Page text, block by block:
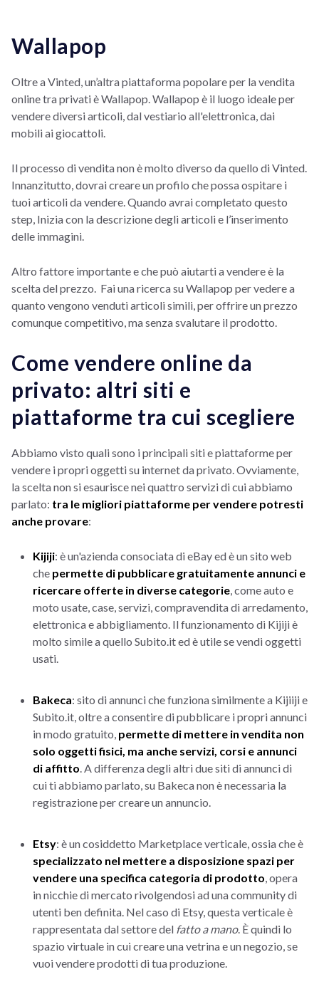
Wallapop
Oltre a Vinted, un’altra piattaforma popolare per la vendita
online tra privati è Wallapop. Wallapop è il luogo ideale per
vendere diversi articoli, dal vestiario all'elettronica, dai
mobili ai giocattoli.
Il processo di vendita non è molto diverso da quello di Vinted.
Innanzitutto, dovrai creare un profilo che possa ospitare i
tuoi articoli da vendere. Quando avrai completato questo
step, Inizia con la descrizione degli articoli e l’inserimento
delle immagini.
Altro fattore importante e che può aiutarti a vendere è la
scelta del prezzo. Fai una ricerca su Wallapop per vedere a
quanto vengono venduti articoli simili, per offrire un prezzo
comunque competitivo, ma senza svalutare il prodotto.
Come vendere online da
privato: altri siti e
piattaforme tra cui scegliere
Abbiamo visto quali sono i principali siti e piattaforme per
vendere i propri oggetti su internet da privato. Ovviamente,
la scelta non si esaurisce nei quattro servizi di cui abbiamo
parlato: tra le migliori piattaforme per vendere potresti
anche provare:
Kijiji: è un'azienda consociata di eBay ed è un sito web
che permette di pubblicare gratuitamente annunci e
ricercare offerte in diverse categorie , come auto e
moto usate, case, servizi, compravendita di arredamento,
elettronica e abbigliamento. Il funzionamento di Kijiji è
molto simile a quello Subito.it ed è utile se vendi oggetti
usati.
Bakeca: sito di annunci che funziona similmente a Kijiiji e
Subito.it, oltre a consentire di pubblicare i propri annunci
in modo gratuito, permette di mettere in vendita non
solo oggetti fisici, ma anche servizi, corsi e annunci
di affitto . A differenza degli altri due siti di annunci di
cui ti abbiamo parlato, su Bakeca non è necessaria la
registrazione per creare un annuncio.
Etsy: è un cosiddetto Marketplace verticale, ossia che è
specializzato nel mettere a disposizione spazi per
vendere una specifica categoria di prodotto , opera
in nicchie di mercato rivolgendosi ad una community di
utenti ben definita. Nel caso di Etsy, questa verticale è
rappresentata dal settore del fatto a mano. È quindi lo
spazio virtuale in cui creare una vetrina e un negozio, se
vuoi vendere prodotti di tua produzione.